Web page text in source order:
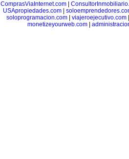
ComprasViaInternet.com
USApropiedades.com
soloprogramacion.com
viajeroejecutivo.com
monetizeyourweb.com